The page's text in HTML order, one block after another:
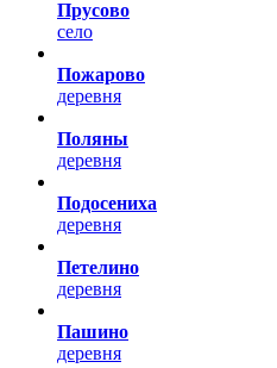
Прусово
село
Пожарово
деревня
Поляны
деревня
Подосениха
деревня
Петелино
деревня
Пашино
деревня